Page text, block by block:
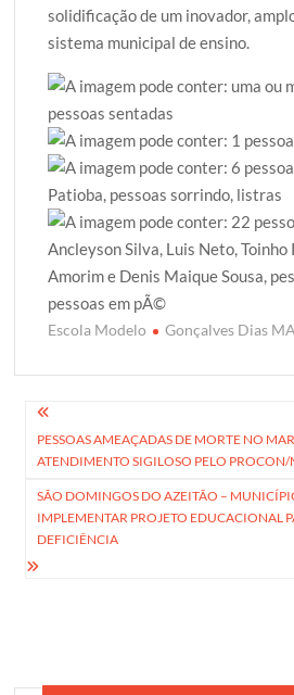
solidificação de um inovador,
sistema municipal de ensino.
Escola Modelo Gonçalves Dias MA
Navegação
de
Post
PESSOAS AMEAÇADAS DE MORTE NO
ATENDIMENTO SIGILOSO PELO
SÃO DOMINGOS DO AZEITÃO –
IMPLEMENTAR PROJETO EDUCACIONAL
DEFICIÊNCIA